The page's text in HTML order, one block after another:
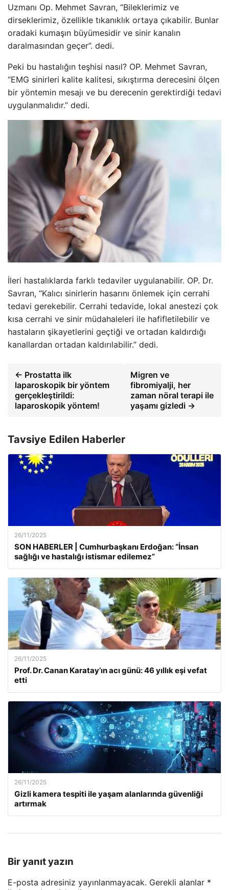
Uzmanı Op. Mehmet Savran, “Bileklerimiz ve
dirseklerimiz, özellikle tıkanıklık ortaya çıkabilir. Bunlar
oradaki kumaşın büyümesidir ve sinir kanalın
daralmasından geçer”. dedi.
Peki bu hastalığın teşhisi nasıl? OP. Mehmet Savran,
“EMG sinirleri kalite kalitesi, sıkıştırma derecesini ölçen
bir yöntemin mesajı ve bu derecenin gerektirdiği tedavi
uygulanmalıdır.” dedi.
İleri hastalıklarda farklı tedaviler uygulanabilir. OP. Dr.
Savran, “Kalıcı sinirlerin hasarını önlemek için cerrahi
tedavi gerekebilir. Cerrahi tedavide, lokal anestezi çok
kısa cerrahi ve sinir müdahaleleri ile hafifletilebilir ve
hastaların şikayetlerini geçtiği ve ortadan kaldırdığı
kanallardan ortadan kaldırılabilir.” dedi.
← Prostatta ilk
laparoskopik bir yöntem
gerçekleştirildi:
laparoskopik yöntem!
Migren ve
fibromiyalji, her
zaman nöral terapi ile
yaşamı gizledi →
Tavsiye Edilen Haberler
26/11/2025
SON HABERLER | Cumhurbaşkanı Erdoğan: “İnsan
sağlığı ve hastalığı istismar edilemez”
26/11/2025
Prof. Dr. Canan Karatay’ın acı günü: 46 yıllık eşi vefat
etti
26/11/2025
Gizli kamera tespiti ile yaşam alanlarında güvenliği
artırmak
Bir yanıt yazın
E-posta adresiniz yayınlanmayacak. Gerekli alanlar *